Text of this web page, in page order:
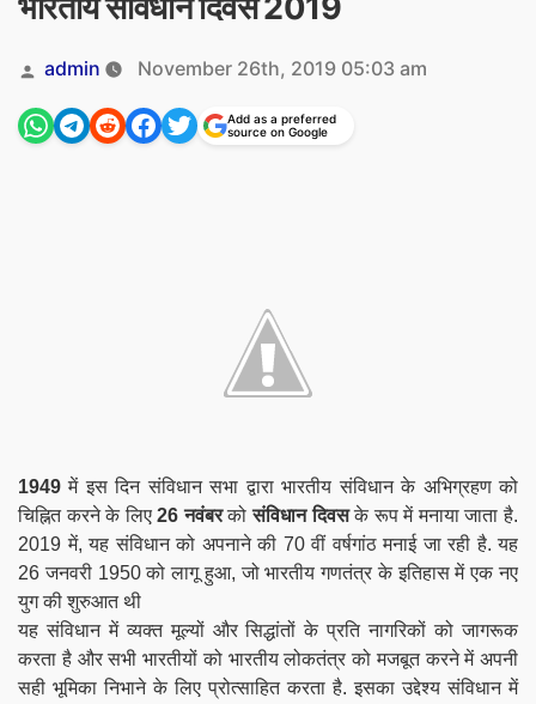
Posted
by
admin November 26th, 2019 05:03 am
Add as a preferred
source on Google
1949में इस दिन संविधान सभा द्वारा भारतीय संविधान के अभिग्रहण को
चिह्नित करने के लिए26 नवंबरकोसंविधान दिवसके रूप में मनाया जाता है.
2019 में, यह संविधान को अपनाने की 70 वीं वर्षगांठ मनाई जा रही है. यह
26 जनवरी 1950 को लागू हुआ, जो भारतीय गणतंत्र के इतिहास में एक नए
युग की शुरुआत थी
यह संविधान में व्यक्त मूल्यों और सिद्धांतों के प्रति नागरिकों को जागरूक
करता है और सभी भारतीयों को भारतीय लोकतंत्र को मजबूत करने में अपनी
सही भूमिका निभाने के लिए प्रोत्साहित करता है. इसका उद्देश्य संविधान में